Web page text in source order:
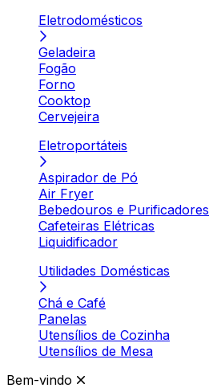
Eletrodomésticos
Geladeira
Fogão
Forno
Cooktop
Cervejeira
Eletroportáteis
Aspirador de Pó
Air Fryer
Bebedouros e Purificadores
Cafeteiras Elétricas
Liquidificador
Utilidades Domésticas
Chá e Café
Panelas
Utensílios de Cozinha
Utensílios de Mesa
Bem-vindo